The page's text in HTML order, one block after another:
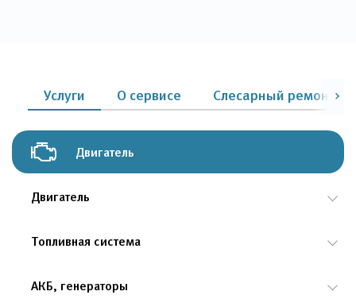
Услуги О сервисе Слесарный ремонт
Двигатель
Двигатель
Топливная система
АКБ, генераторы